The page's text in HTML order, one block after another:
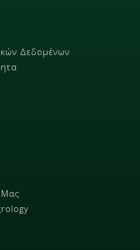
Δεδομένων
Μας